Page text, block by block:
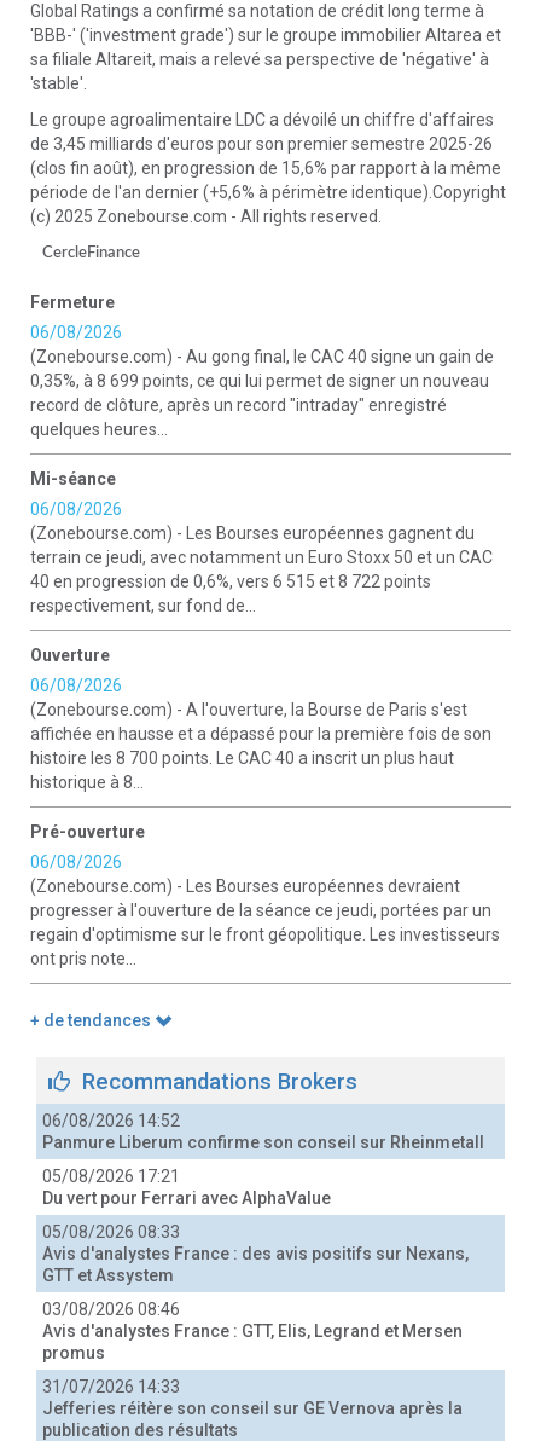
Global Ratings a confirmé sa notation de crédit long terme à
'BBB-' ('investment grade') sur le groupe immobilier Altarea et
sa filiale Altareit, mais a relevé sa perspective de 'négative' à
'stable'.
Le groupe agroalimentaire LDC a dévoilé un chiffre d'affaires
de 3,45 milliards d'euros pour son premier semestre 2025-26
(clos fin août), en progression de 15,6% par rapport à la même
période de l'an dernier (+5,6% à périmètre identique).Copyright
(c) 2025 Zonebourse.com - All rights reserved.
CercleFinance
Fermeture
06/08/2026
(Zonebourse.com) - Au gong final, le CAC 40 signe un gain de
0,35%, à 8 699 points, ce qui lui permet de signer un nouveau
record de clôture, après un record "intraday" enregistré
quelques heures...
Mi-séance
06/08/2026
(Zonebourse.com) - Les Bourses européennes gagnent du
terrain ce jeudi, avec notamment un Euro Stoxx 50 et un CAC
40 en progression de 0,6%, vers 6 515 et 8 722 points
respectivement, sur fond de...
Ouverture
06/08/2026
(Zonebourse.com) - A l'ouverture, la Bourse de Paris s'est
affichée en hausse et a dépassé pour la première fois de son
histoire les 8 700 points. Le CAC 40 a inscrit un plus haut
historique à 8...
Pré-ouverture
06/08/2026
(Zonebourse.com) - Les Bourses européennes devraient
progresser à l'ouverture de la séance ce jeudi, portées par un
regain d'optimisme sur le front géopolitique. Les investisseurs
ont pris note...
+ de tendances
Recommandations Brokers
06/08/2026 14:52
Panmure Liberum confirme son conseil sur Rheinmetall
05/08/2026 17:21
Du vert pour Ferrari avec AlphaValue
05/08/2026 08:33
Avis d'analystes France : des avis positifs sur Nexans,
GTT et Assystem
03/08/2026 08:46
Avis d'analystes France : GTT, Elis, Legrand et Mersen
promus
31/07/2026 14:33
Jefferies réitère son conseil sur GE Vernova après la
publication des résultats